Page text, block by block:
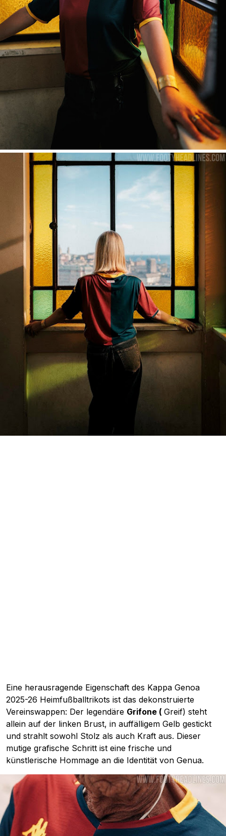
Eine herausragende Eigenschaft des Kappa Genoa
2025-26 Heimfußballtrikots ist das dekonstruierte
Vereinswappen: Der legendäre Grifone ( Greif) steht
allein auf der linken Brust, in auffälligem Gelb gestickt
und strahlt sowohl Stolz als auch Kraft aus. Dieser
mutige grafische Schritt ist eine frische und
künstlerische Hommage an die Identität von Genua.